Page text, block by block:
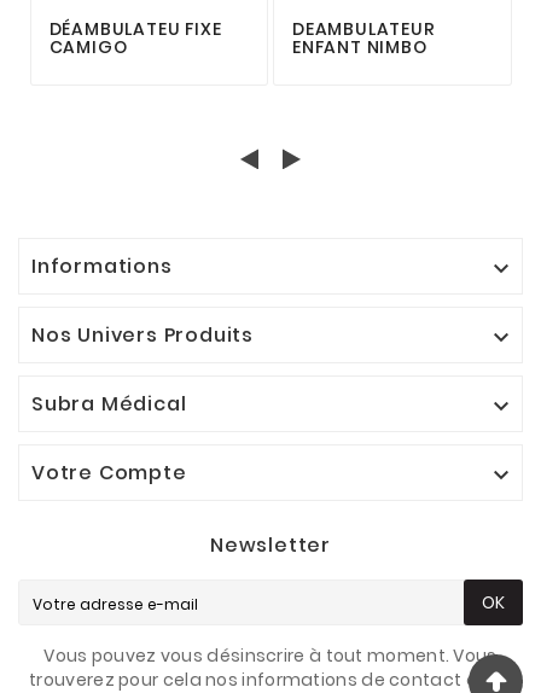
DÉAMBULATEU FIXE
CAMIGO
DEAMBULATEUR
ENFANT NIMBO
Informations 
Nos Univers Produits 
Subra Médical 
Votre Compte 
Newsletter
OK
Vous pouvez vous désinscrire à tout moment. Vous
trouverez pour cela nos informations de contact dans